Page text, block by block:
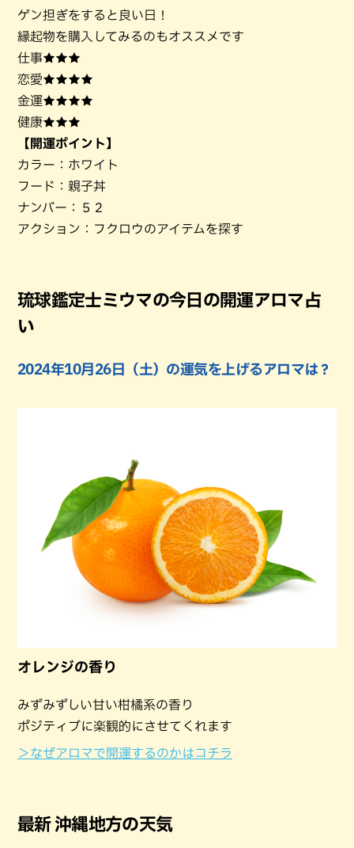
ゲン担ぎをすると良い日！
縁起物を購入してみるのもオススメです
仕事★★★
恋愛★★★★
金運★★★★
健康★★★
【開運ポイント】
カラー：ホワイト
フード：親子丼
ナンバー：５２
アクション：フクロウのアイテムを探す
琉球鑑定士ミウマの今日の開運アロマ占
い
2024年10月26日（土）の運気を上げるアロマは？
オレンジの香り
みずみずしい甘い柑橘系の香り
ポジティブに楽観的にさせてくれます
＞なぜアロマで開運するのかはコチラ
最新 沖縄地方の天気